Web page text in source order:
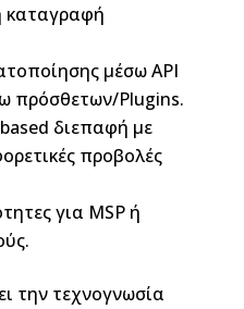
καταγραφή
μέσω API
πρόσθετων/Plugins.
διεπαφή με
προβολές
για MSP ή
την τεχνογνωσία